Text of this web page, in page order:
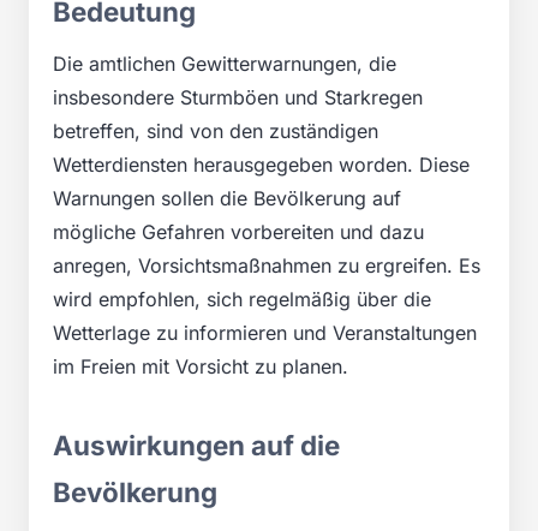
Bedeutung
Die amtlichen Gewitterwarnungen, die
insbesondere Sturmböen und Starkregen
betreffen, sind von den zuständigen
Wetterdiensten herausgegeben worden. Diese
Warnungen sollen die Bevölkerung auf
mögliche Gefahren vorbereiten und dazu
anregen, Vorsichtsmaßnahmen zu ergreifen. Es
wird empfohlen, sich regelmäßig über die
Wetterlage zu informieren und Veranstaltungen
im Freien mit Vorsicht zu planen.
Auswirkungen auf die
Bevölkerung